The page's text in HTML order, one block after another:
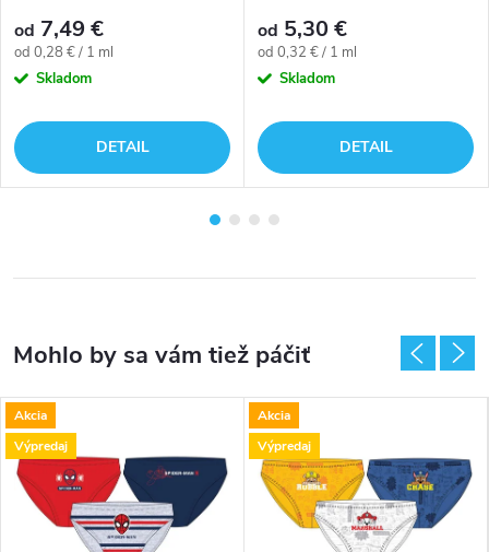
od 7,49 €
Jednotková
cena:
od 0,28 € / 1 ml
Skladom
DETAIL
od 5,30 €
Jednotková
cena:
od 0,32 € / 1 ml
Skladom
DETAIL
Akcia
Výpredaj
Akcia
Výpredaj